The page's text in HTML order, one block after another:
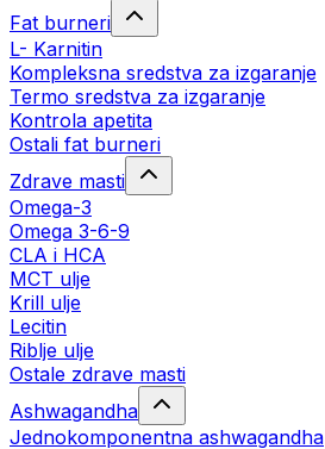
Fat burneri
L- Karnitin
Kompleksna sredstva za izgaranje
Termo sredstva za izgaranje
Kontrola apetita
Ostali fat burneri
Zdrave masti
Omega-3
Omega 3-6-9
CLA i HCA
MCT ulje
Krill ulje
Lecitin
Riblje ulje
Ostale zdrave masti
Ashwagandha
Jednokomponentna ashwagandha